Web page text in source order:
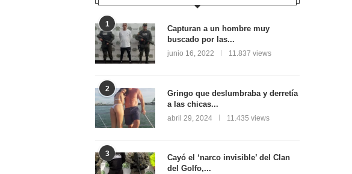
1
Capturan a un hombre muy
buscado por las...
junio 16, 2022 11.837 views
2
Gringo que deslumbraba y derretía
a las chicas...
abril 29, 2024 11.435 views
3
Cayó el ‘narco invisible’ del Clan
del Golfo,...